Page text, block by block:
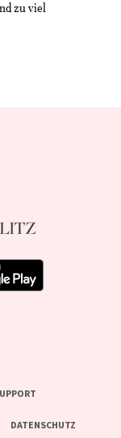
zu viel
DATENSCHUTZ